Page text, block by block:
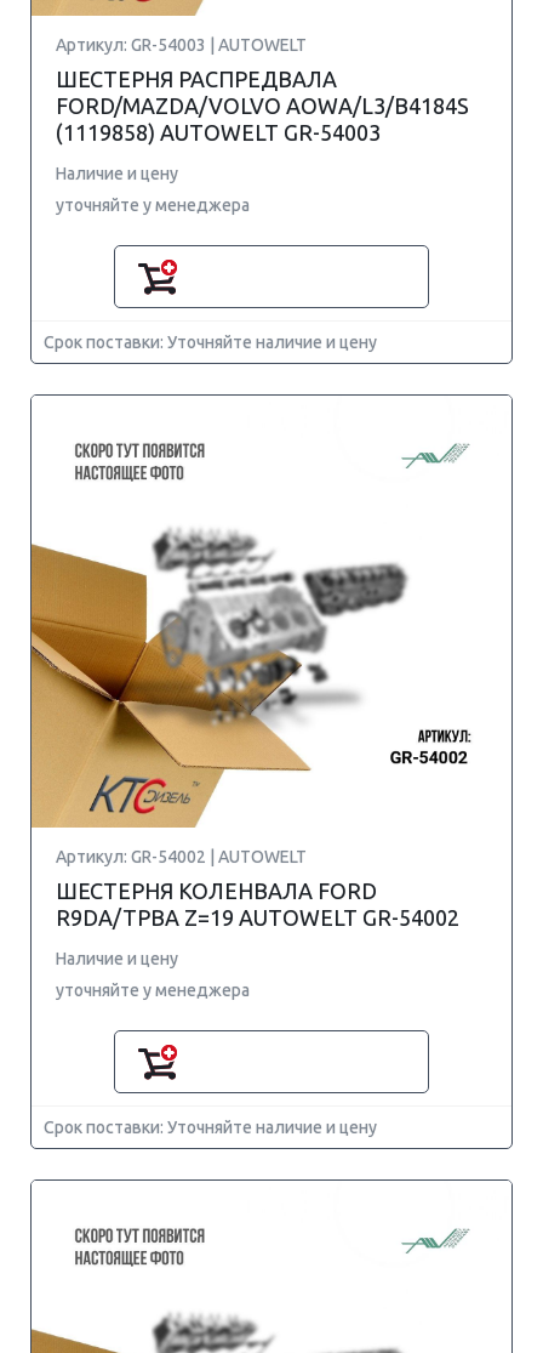
Артикул: GR-54003 | AUTOWELT
ШЕСТЕРНЯ РАСПРЕДВАЛА
FORD/MAZDA/VOLVO AOWA/L3/B4184S
(1119858) AUTOWELT GR-54003
Наличие и цену
уточняйте у менеджера
Срок поставки: Уточняйте наличие и цену
Артикул: GR-54002 | AUTOWELT
ШЕСТЕРНЯ КОЛЕНВАЛА FORD
R9DA/TPBA Z=19 AUTOWELT GR-54002
Наличие и цену
уточняйте у менеджера
Срок поставки: Уточняйте наличие и цену